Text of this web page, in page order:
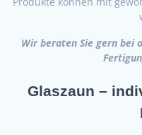
Wir beraten Sie gern bei
Glaszaun –